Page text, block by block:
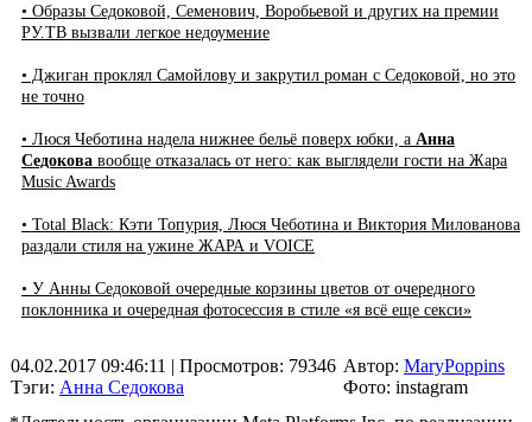
• Образы Седоковой, Семенович, Воробьевой и других на премии
РУ.ТВ вызвали легкое недоумение
• Джиган проклял Самойлову и закрутил роман с Седоковой, но это
не точно
• Люся Чеботина надела нижнее бельё поверх юбки, а Анна
Седокова вообще отказалась от него: как выглядели гости на Жара
Music Awards
• Total Black: Кэти Топурия, Люся Чеботина и Виктория Милованова
раздали стиля на ужине ЖАРА и VOICE
• У Анны Седоковой очередные корзины цветов от очередного
поклонника и очередная фотосессия в стиле «я всё еще секси»
04.02.2017 09:46:11 | Просмотров: 79346
Тэги: Анна Седокова
Автор: MaryPoppins
Фото: instagram